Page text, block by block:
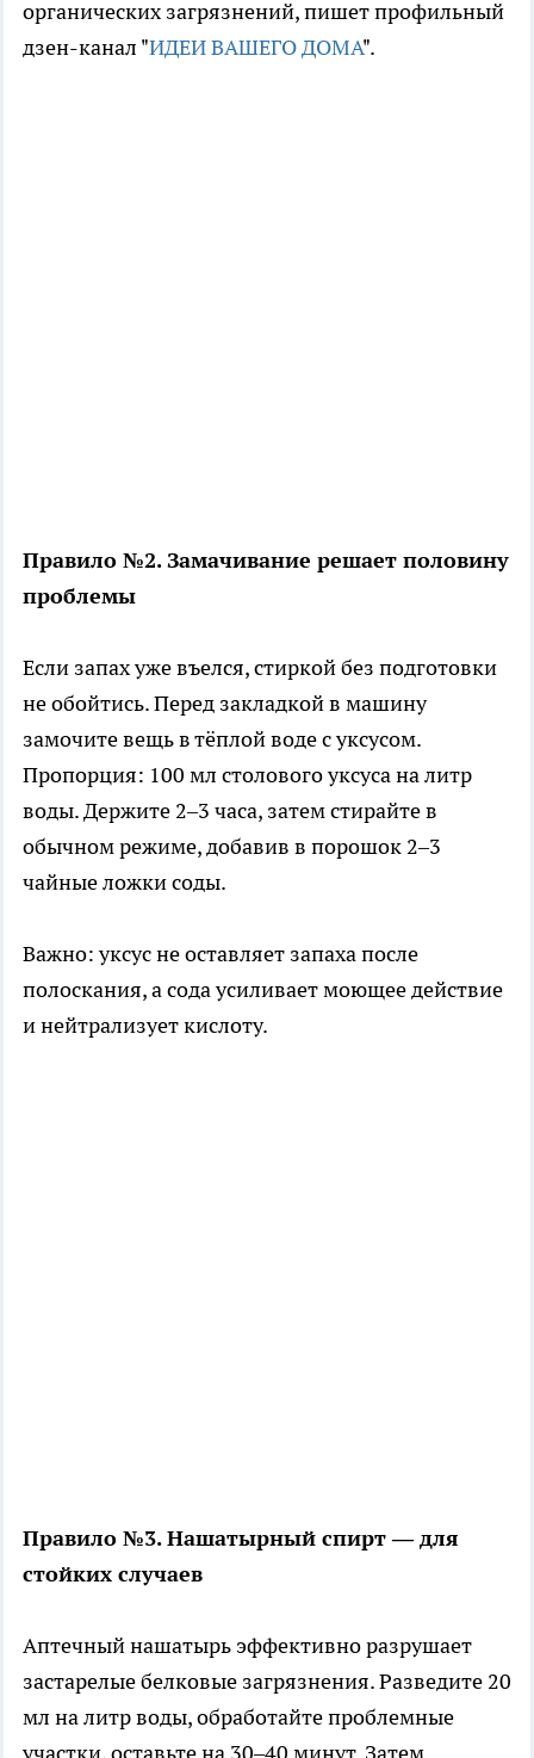
органических загрязнений, пишет профильный
дзен-канал "ИДЕИ ВАШЕГО ДОМА".
Правило №2. Замачивание решает половину
проблемы
Если запах уже въелся, стиркой без подготовки
не обойтись. Перед закладкой в машину
замочите вещь в тёплой воде с уксусом.
Пропорция: 100 мл столового уксуса на литр
воды. Держите 2–3 часа, затем стирайте в
обычном режиме, добавив в порошок 2–3
чайные ложки соды.
Важно: уксус не оставляет запаха после
полоскания, а сода усиливает моющее действие
и нейтрализует кислоту.
Правило №3. Нашатырный спирт — для
стойких случаев
Аптечный нашатырь эффективно разрушает
застарелые белковые загрязнения. Разведите 20
мл на литр воды, обработайте проблемные